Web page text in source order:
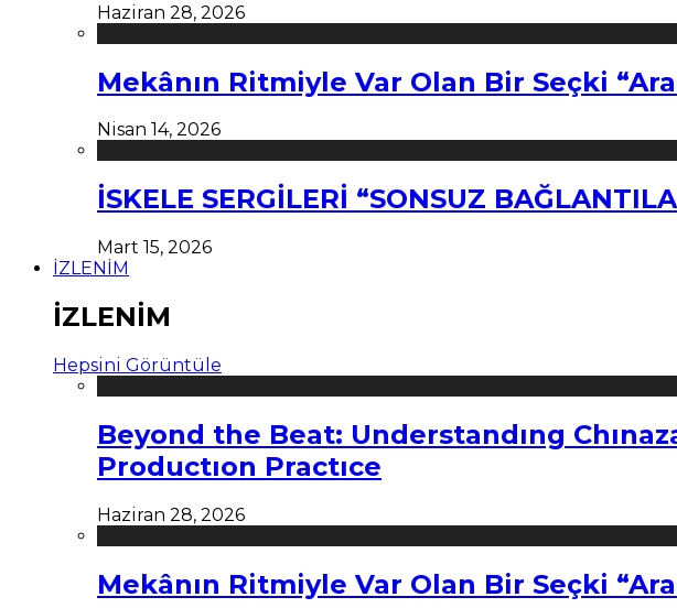
Haziran 28, 2026
Mekânın Ritmiyle Var Olan Bir Seçki
Nisan 14, 2026
İSKELE SERGİLERİ “SONSUZ
Mart 15, 2026
İZLENİM
İZLENİM
Hepsini Görüntüle
Beyond the Beat: Understandıng
Productıon Practıce
Haziran 28, 2026
Mekânın Ritmiyle Var Olan Bir Seçki